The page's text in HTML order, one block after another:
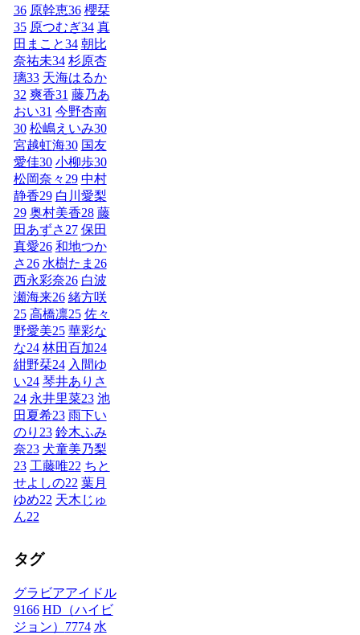
36 原幹恵36 櫻栞
35 原つむぎ34 真
田まこと34 朝比
奈祐未34 杉原杏
璃33 天海はるか
32 爽香31 藤乃あ
おい31 今野杏南
30 松嶋えいみ30
宮越虹海30 国友
愛佳30 小柳歩30
松岡奈々29 中村
静香29 白川愛梨
29 奥村美香28 藤
田あずさ27 保田
真愛26 和地つか
さ26 水樹たま 26
西永彩奈26 白波
瀬海来26 緒方咲
25 高橋凛25 佐々
野愛美25 華彩な
な24 林田百加24
紺野栞24 入間ゆ
い24 琴井ありさ
24 永井里菜23 池
田夏希23 雨下い
のり 23 鈴木ふみ
奈23 犬童美乃梨
23 工藤唯22 ちと
せよしの22 葉月
ゆめ22 天木じゅ
ん22
タグ
グラビアアイドル
9166 HD（ハイビ
ジョン） 7774 水